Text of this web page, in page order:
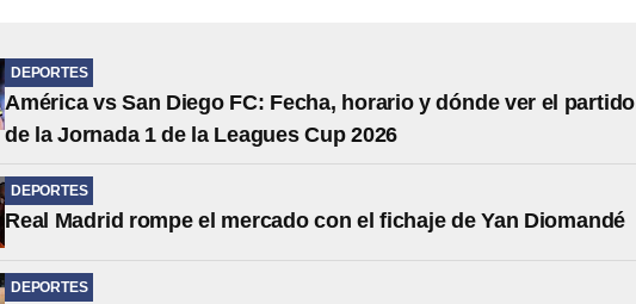
DEPORTES
América vs San Diego FC: Fecha, horario y dónde ver el partido
de la Jornada 1 de la Leagues Cup 2026
DEPORTES
Real Madrid rompe el mercado con el fichaje de Yan Diomandé
DEPORTES